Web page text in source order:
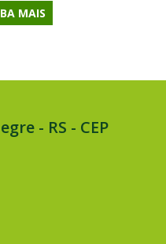
MAIS
- RS - CEP